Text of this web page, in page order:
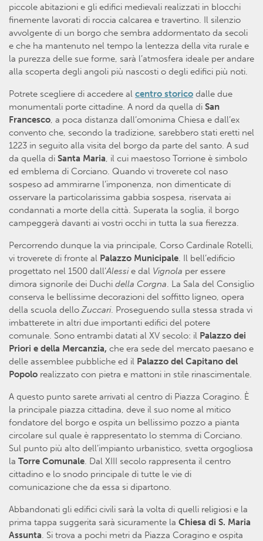
piccole abitazioni e gli edifici medievali realizzati in blocchi
finemente lavorati di roccia calcarea e travertino. Il silenzio
avvolgente di un borgo che sembra addormentato da secoli
e che ha mantenuto nel tempo la lentezza della vita rurale e
la purezza delle sue forme, sarà l’atmosfera ideale per andare
alla scoperta degli angoli più nascosti o degli edifici più noti.
Potrete scegliere di accedere al centro storico dalle due
monumentali porte cittadine. A nord da quella di San
Francesco, a poca distanza dall’omonima Chiesa e dall’ex
convento che, secondo la tradizione, sarebbero stati eretti nel
1223 in seguito alla visita del borgo da parte del santo. A sud
da quella di Santa Maria, il cui maestoso Torrione è simbolo
ed emblema di Corciano. Quando vi troverete col naso
sospeso ad ammirarne l’imponenza, non dimenticate di
osservare la particolarissima gabbia sospesa, riservata ai
condannati a morte della città. Superata la soglia, il borgo
campeggerà davanti ai vostri occhi in tutta la sua fierezza.
Percorrendo dunque la via principale, Corso Cardinale Rotelli,
vi troverete di fronte al Palazzo Municipale. Il bell’edificio
progettato nel 1500 dall’Alessie dal Vignola per essere
dimora signorile dei Duchi della Corgna. La Sala del Consiglio
conserva le bellissime decorazioni del soffitto ligneo, opera
della scuola delloZuccari. Proseguendo sulla stessa strada vi
imbatterete in altri due importanti edifici del potere
comunale. Sono entrambi datati al XV secolo: il Palazzo dei
Priori e della Mercanzia, che era sede del mercato paesano e
delle assemblee pubbliche ed il Palazzo del Capitano del
Popolo realizzato con pietra e mattoni in stile rinascimentale.
A questo punto sarete arrivati al centro di Piazza Coragino. È
la principale piazza cittadina, deve il suo nome al mitico
fondatore del borgo e ospita un bellissimo pozzo a pianta
circolare sul quale è rappresentato lo stemma di Corciano.
Sul punto più alto dell’impianto urbanistico, svetta orgogliosa
la Torre Comunale. Dal XIII secolo rappresenta il centro
cittadino e lo snodo principale di tutte le vie di
comunicazione che da essa si dipartono.
Abbandonati gli edifici civili sarà la volta di quelli religiosi e la
prima tappa suggerita sarà sicuramente la Chiesa di S. Maria
Assunta. Si trova a pochi metri da Piazza Coragino e ospita